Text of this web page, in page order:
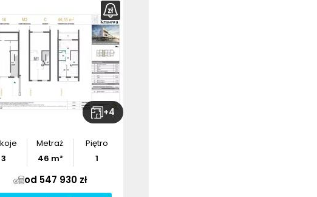
Pobierzrzut
+4
3
Metraż
46 m²
Piętro
1
od 547 930 zł